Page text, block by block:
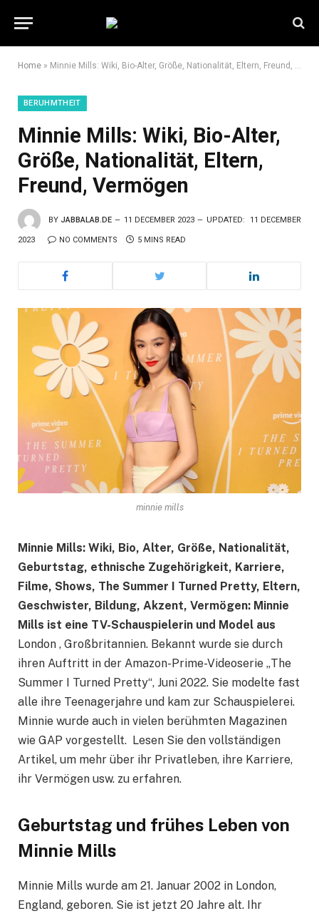
Home » Minnie Mills: Wiki, Bio-Alter, Größe, Nationalität, Eltern, Freund, Vermögen
BERUHMTHEIT
Minnie Mills: Wiki, Bio-Alter,
Größe, Nationalität, Eltern,
Freund, Vermögen
BY JABBALAB.DE 11 DECEMBER 2023 UPDATED: 11 DECEMBER
2023 NO COMMENTS 5 MINS READ
minnie mills
Minnie Mills: Wiki, Bio, Alter, Größe, Nationalität,
Geburtstag, ethnische Zugehörigkeit, Karriere,
Filme, Shows, The Summer I Turned Pretty, Eltern,
Geschwister, Bildung, Akzent, Vermögen: Minnie
Mills ist eine TV-Schauspielerin und Model aus
London , Großbritannien. Bekannt wurde sie durch
ihren Auftritt in der Amazon-Prime-Videoserie „The
Summer I Turned Pretty“, Juni 2022. Sie modelte fast
alle ihre Teenagerjahre und kam zur Schauspielerei.
Minnie wurde auch in vielen berühmten Magazinen
wie GAP vorgestellt. Lesen Sie den vollständigen
Artikel, um mehr über ihr Privatleben, ihre Karriere,
ihr Vermögen usw. zu erfahren.
Geburtstag und frühes Leben von
Minnie Mills
Minnie Mills wurde am 21. Januar 2002 in London,
England, geboren. Sie ist jetzt 20 Jahre alt. Ihr